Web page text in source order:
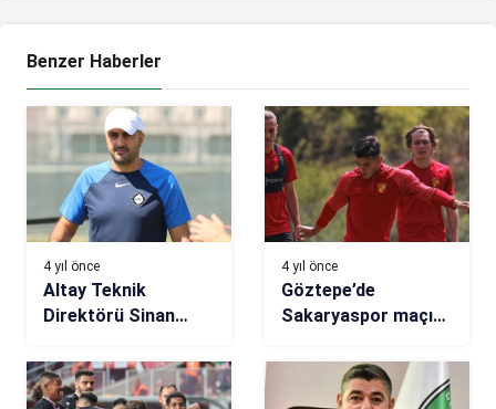
Benzer Haberler
4 yıl önce
Altay Teknik
Direktörü Sinan
gövdemi koydum
4 yıl önce
Göztepe’de
Sakaryaspor maçı